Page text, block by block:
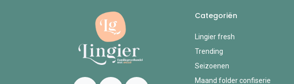
Categoriën
Lingier fresh
Trending
Seizoenen
Maand folder confiserie